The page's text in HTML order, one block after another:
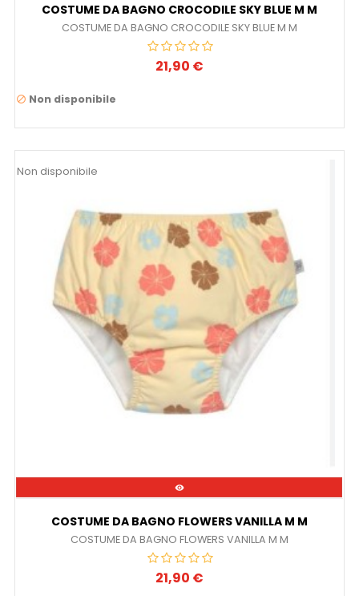
COSTUME DA BAGNO CROCODILE SKY BLUE M M
COSTUME DA BAGNO CROCODILE SKY BLUE M M
Prezzo
21,90 €
 Non disponibile

Non disponibile
COSTUME DA BAGNO FLOWERS VANILLA M M
COSTUME DA BAGNO FLOWERS VANILLA M M
Prezzo
21,90 €